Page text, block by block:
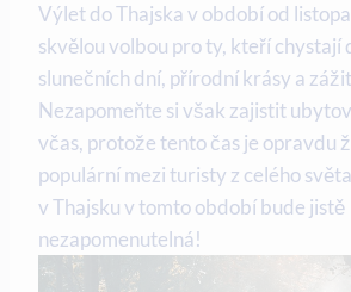
Výlet do Thajska v období od
skvělou volbou pro ty, kteří chystají
slunečních dní, přírodní krásy a
Nezapomeňte si však zajistit
včas, protože tento čas je opravdu
populární mezi turisty z celého
v Thajsku v tomto období bude jistě
nezapomenutelná!